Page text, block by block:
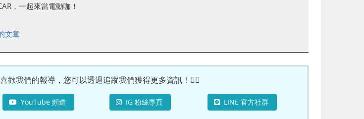
，一起來當電動咖！
文章
喜歡我們的報導，您可以透過追蹤我們獲得更多資訊！🙆‍♀
YouTube 頻道 IG 粉絲專頁 LINE 官方社群